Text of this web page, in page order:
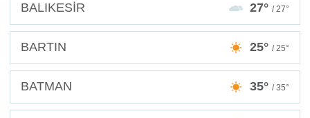
BALIKESİR 27° / 27°
BARTIN 25° / 25°
BATMAN 35° / 35°